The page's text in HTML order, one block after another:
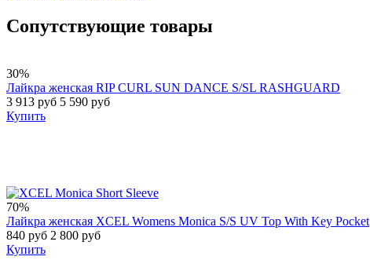
Сопутствующие товары
30%
Лайкра женская RIP CURL SUN DANCE S/SL RASHGUARD
3 913 руб 5 590 руб
Купить
70%
Лайкра женская XCEL Womens Monica S/S UV Top With Key Pocket
840 руб 2 800 руб
Купить